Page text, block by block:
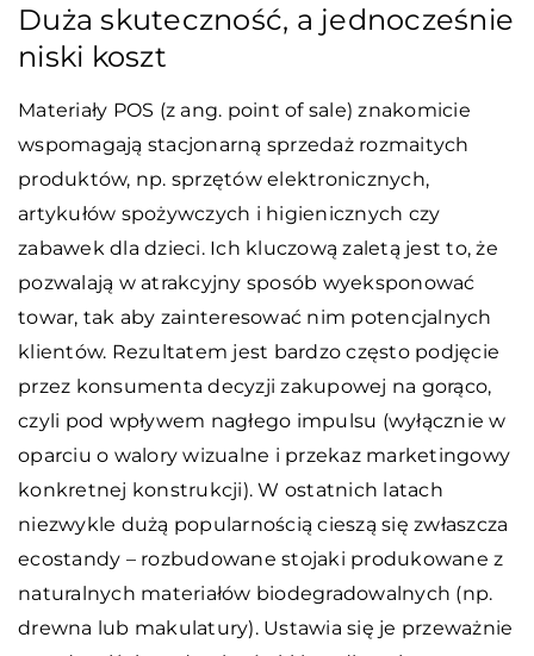
Duża skuteczność, a jednocześnie
niski koszt
Materiały POS (z ang. point of sale) znakomicie
wspomagają stacjonarną sprzedaż rozmaitych
produktów, np. sprzętów elektronicznych,
artykułów spożywczych i higienicznych czy
zabawek dla dzieci. Ich kluczową zaletą jest to, że
pozwalają w atrakcyjny sposób wyeksponować
towar, tak aby zainteresować nim potencjalnych
klientów. Rezultatem jest bardzo często podjęcie
przez konsumenta decyzji zakupowej na gorąco,
czyli pod wpływem nagłego impulsu (wyłącznie w
oparciu o walory wizualne i przekaz marketingowy
konkretnej konstrukcji). W ostatnich latach
niezwykle dużą popularnością cieszą się zwłaszcza
ecostandy – rozbudowane stojaki produkowane z
naturalnych materiałów biodegradowalnych (np.
drewna lub makulatury). Ustawia się je przeważnie